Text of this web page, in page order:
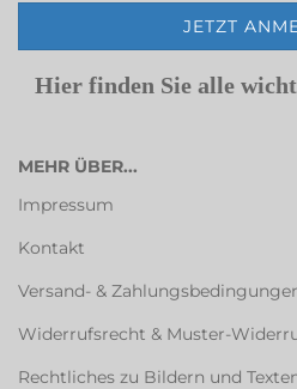
Hier finden Sie alle
MEHR ÜBER...
Impressum
Kontakt
Versand- &
Widerrufsrecht & Muster-
Rechtliches zu Bildern und